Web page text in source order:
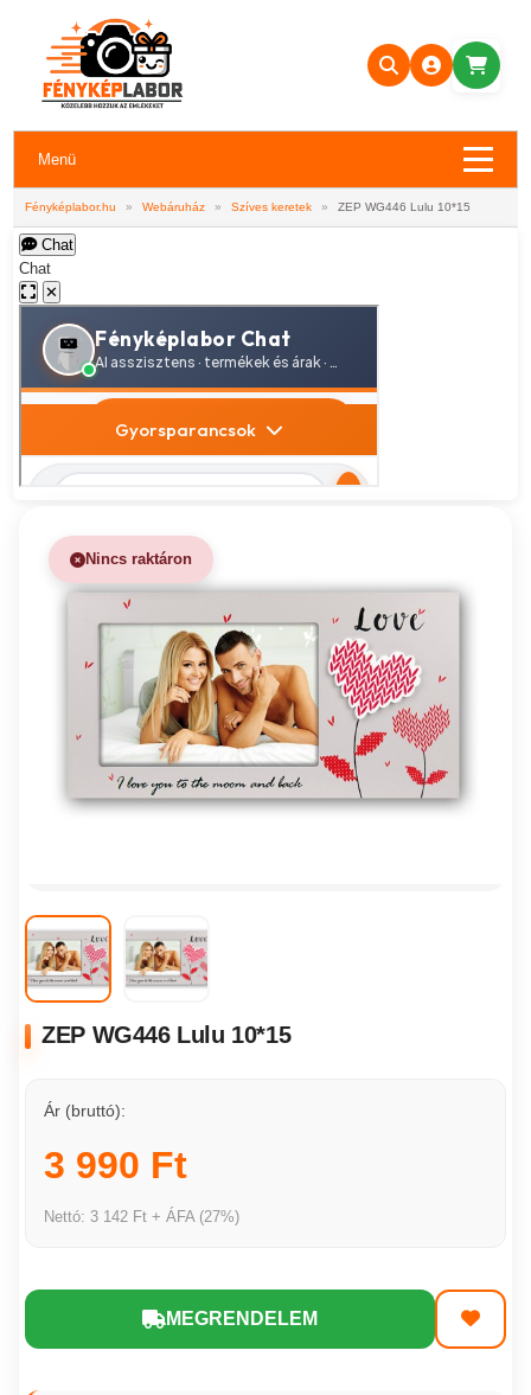
Menü
Fényképlabor.hu » Webáruház » Szíves keretek » ZEP WG446 Lulu 10*15
Chat
Chat
✕
Nincs raktáron
ZEP WG446 Lulu 10*15
Ár (bruttó):
3 990 Ft
Nettó: 3 142 Ft + ÁFA (27%)
MEGRENDELEM